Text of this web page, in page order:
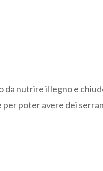
nutrire il legno e
poter avere dei